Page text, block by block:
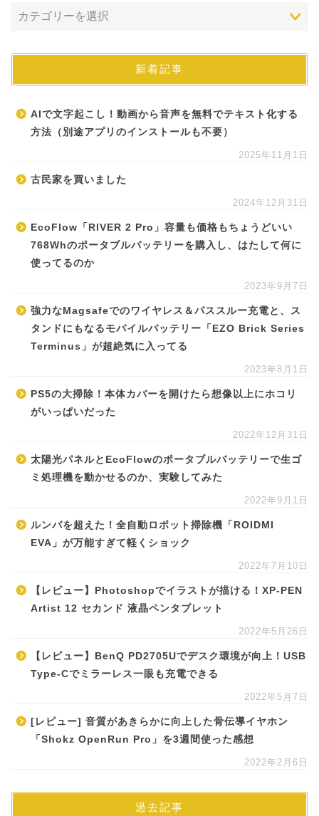
新着記事
AIで文字起こし！動画から音声を無料でテキスト化する
方法（別途アプリのインストールも不要）
2025年11月1日
古民家を買いました
2024年12月31日
EcoFlow「RIVER 2 Pro」容量も価格もちょうどいい
768Whのポータブルバッテリーを購入し、はたして何に
使ってるのか
2023年9月7日
強力なMagsafeでのワイヤレス＆パススルー充電と、ス
タンドにもなるモバイルバッテリー「EZO Brick Series
Terminus」が超絶気に入ってる
2023年8月1日
PS5の大掃除！本体カバーを開けたら想像以上にホコリ
がいっぱいだった
2022年12月31日
太陽光パネルとEcoFlowのポータブルバッテリーで生ゴ
ミ処理機を動かせるのか、実験してみた
2022年9月1日
ルンバを超えた！全自動ロボット掃除機「ROIDMI
EVA」が万能すぎて軽くショック
2022年7月10日
【レビュー】Photoshopでイラストが描ける！XP-PEN
Artist 12 セカンド 液晶ペンタブレット
2022年5月26日
【レビュー】BenQ PD2705Uでデスク環境が向上！USB
Type-Cでミラーレス一眼も充電できる
2022年5月7日
[レビュー] 音質があきらかに向上した骨伝導イヤホン
「Shokz OpenRun Pro」を3週間使った感想
2022年2月6日
過去記事